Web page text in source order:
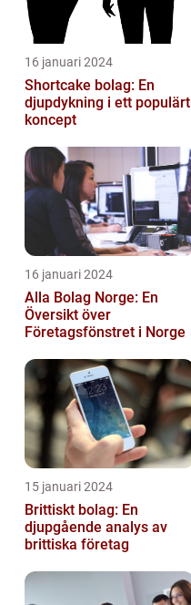
16 januari 2024
Shortcake bolag: En
djupdykning i ett populärt
koncept
16 januari 2024
Alla Bolag Norge: En
Översikt över
Företagsfönstret i Norge
15 januari 2024
Brittiskt bolag: En
djupgående analys av
brittiska företag